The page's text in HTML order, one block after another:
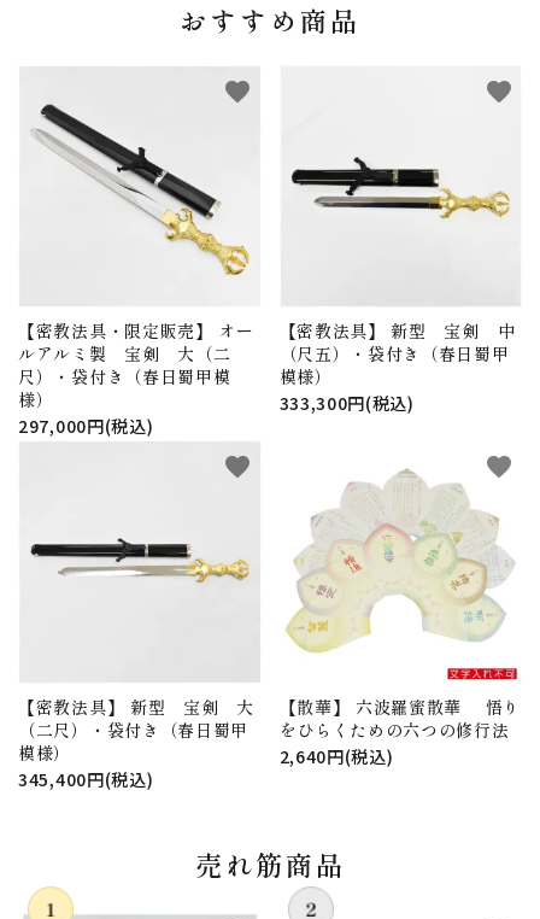
おすすめ商品
【密教法具・限定販売】 オー
ルアルミ製 宝剣 大（二
尺）・袋付き（春日蜀甲模
様）
297,000円(税込)
favorite
【密教法具】 新型 宝剣 中
（尺五）・袋付き（春日蜀甲
模様）
333,300円(税込)
favorite
【密教法具】 新型 宝剣 大
（二尺）・袋付き（春日蜀甲
模様）
345,400円(税込)
favorite
【散華】 六波羅蜜散華 悟り
をひらくための六つの修行法
2,640円(税込)
favorite
売れ筋商品